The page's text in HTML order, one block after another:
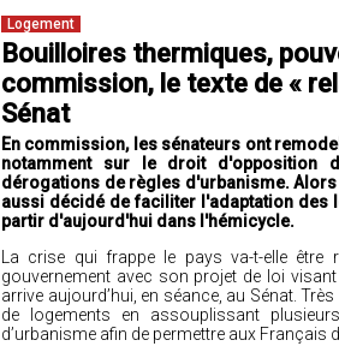
Logement
Bouilloires thermiques,
commission, le texte de «
Sénat
En commission, les sénateurs ont
notamment sur le droit d'opposition
dérogations de règles d'urbanisme.
aussi décidé de faciliter l'adaptation des
partir d'aujourd'hui dans l'hémicycle.
La crise qui frappe le pays va-t-elle
gouvernement avec son projet de loi visant
arrive aujourd’hui, en séance, au Sénat.
de logements en assouplissant
d’urbanisme afin de permettre aux Français